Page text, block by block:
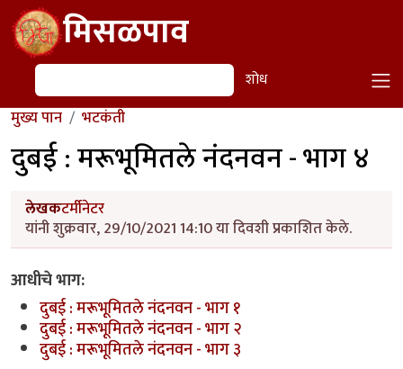
Skip to main contentमिसळपाव
शोध शोध
मुख्य पान भटकंती
दुबई : मरूभूमितले नंदनवन - भाग ४
लेखकटर्मीनेटर
यांनी शुक्रवार, 29/10/2021 14:10 या दिवशी प्रकाशित केले.
आधीचे भाग:
दुबई : मरूभूमितले नंदनवन - भाग १
दुबई : मरूभूमितले नंदनवन - भाग २
दुबई : मरूभूमितले नंदनवन - भाग ३